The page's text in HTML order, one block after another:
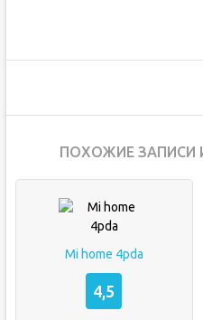
ПОХОЖИЕ ЗАПИСИ
Mi home 4pda
4,5